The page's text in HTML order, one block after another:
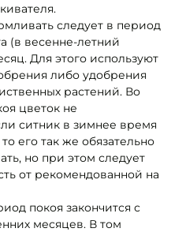
следует в период
(в весенне-летний
Для этого используют
либо удобрения
растений. Во
цветок не
ситник в зимнее время
его так же обязательно
но при этом следует
от рекомендованной на
покоя закончится с
месяцев. В том